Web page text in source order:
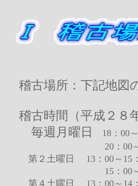
稽古場所：下記地図
稽古時間（平成２８
毎週月曜日
18：00 ～
20：00～22：
第２土曜日 13：00～15
15：00～17：
第４土曜日 13：00～14